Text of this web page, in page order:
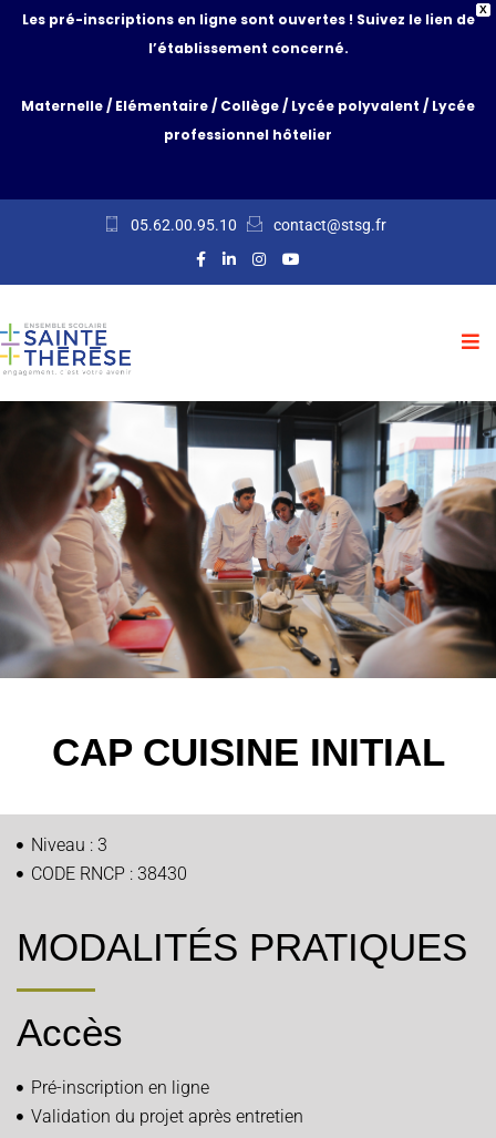
X
Les pré-inscriptions en ligne sont ouvertes ! Suivez le lien de
l’établissement concerné.
Maternelle/ Elémentaire/ Collège/ Lycée polyvalent / Lycée
professionnel hôtelier
05.62.00.95.10 contact@stsg.fr
CAP CUISINE INITIAL
Niveau : 3
CODE RNCP : 38430
MODALITÉS PRATIQUES
Accès
Pré-inscription en ligne
Validation du projet après entretien